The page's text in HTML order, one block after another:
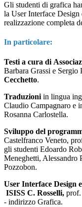
Gli studenti di grafica
la User Interface
realizzazione completa
In particolare:
Testi a cura di
Barbara Grassi e
Cecchetto.
Traduzioni in lingua
Claudio Campagnaro e
Rosanna Carlostella.
Sviluppo del
Castelfranco Veneto,
gli studenti Edoardo
Meneghetti, Alessandro
Pozzobon.
User Interface Design
ISISS C. Rosselli,
- indirizzo Grafica.